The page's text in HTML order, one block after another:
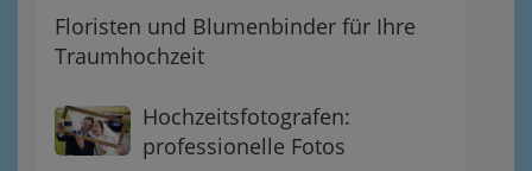
Floristen und Blumenbinder für Ihre
Traumhochzeit
Hochzeitsfotografen:
professionelle Fotos